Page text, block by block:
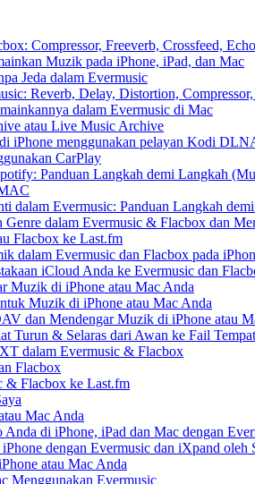
Compressor, Freeverb, Crossfeed,
Muzik pada iPhone, iPad, dan Mac
Jeda dalam Evermusic
Reverb, Delay, Distortion,
dalam Evermusic di Mac
atau Live Music Archive
iPhone menggunakan pelayan Kodi
CarPlay
Panduan Langkah demi Langkah
dalam Evermusic: Panduan Langkah
dalam Evermusic & Flacbox dan
Flacbox ke Last.fm
dalam Evermusic dan Flacbox pada
iCloud Anda ke Evermusic dan
Muzik di iPhone atau Mac Anda
Muzik di iPhone atau Mac Anda
dan Mendengar Muzik di iPhone atau
& Selaras dari Awan ke Fail
dalam Evermusic & Flacbox
Flacbox
& Flacbox ke Last.fm
Mac Anda
di iPhone, iPad dan Mac dengan
dengan Evermusic dan iXpand oleh
atau Mac Anda
Menggunakan Evermusic